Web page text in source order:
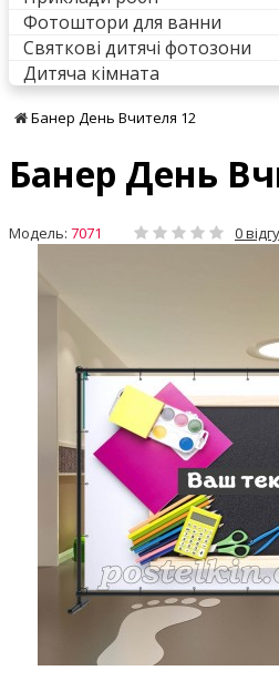
Фотоштори для ванни
Святкові дитячі фотозони
Дитяча кімната
Банер День Вчителя 12
Банер День
Модель: 7071 0